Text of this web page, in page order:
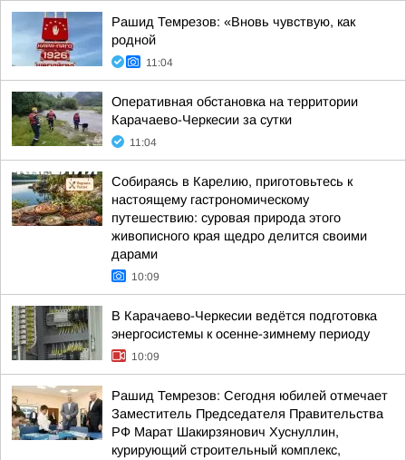
Рашид Темрезов: «Вновь чувствую, как
родной
11:04
Оперативная обстановка на территории
Карачаево-Черкесии за сутки
11:04
Собираясь в Карелию, приготовьтесь к
настоящему гастрономическому
путешествию: суровая природа этого
живописного края щедро делится своими
дарами
10:09
В Карачаево-Черкесии ведётся подготовка
энергосистемы к осенне-зимнему периоду
10:09
Рашид Темрезов: Сегодня юбилей отмечает
Заместитель Председателя Правительства
РФ Марат Шакирзянович Хуснуллин,
курирующий строительный комплекс,